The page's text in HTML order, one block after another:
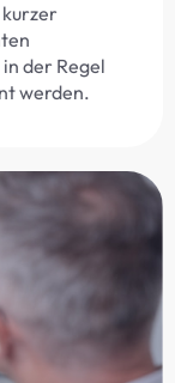
kurzer
der Regel
werden.